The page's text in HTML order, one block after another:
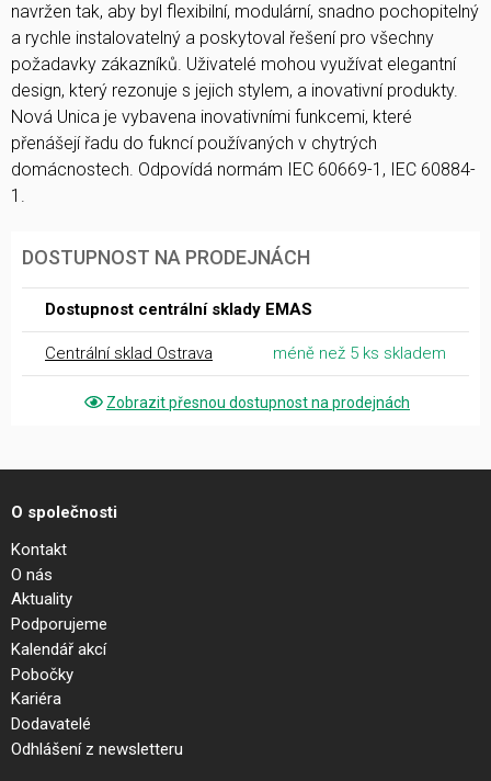
navržen tak, aby byl flexibilní, modulární, snadno pochopitelný
a rychle instalovatelný a poskytoval řešení pro všechny
požadavky zákazníků. Uživatelé mohou využívat elegantní
design, který rezonuje s jejich stylem, a inovativní produkty.
Nová Unica je vybavena inovativními funkcemi, které
přenášejí řadu do fukncí používaných v chytrých
domácnostech. Odpovídá normám IEC 60669-1, IEC 60884-
1.
DOSTUPNOST NA PRODEJNÁCH
Dostupnost centrální sklady EMAS
Centrální sklad Ostrava méně než 5 ks skladem
Zobrazit přesnou dostupnost na prodejnách
O společnosti
Kontakt
O nás
Aktuality
Podporujeme
Kalendář akcí
Pobočky
Kariéra
Dodavatelé
Odhlášení z newsletteru